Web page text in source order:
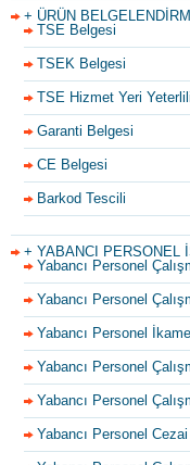
+ ÜRÜN
TSE Belgesi
TSEK Belgesi
TSE Hizmet Yeri
Garanti Belgesi
CE Belgesi
Barkod Tescili
+ YABANCI PERSONEL
Yabancı Personel
Yabancı Personel
Yabancı Personel
Yabancı Personel
Yabancı Personel
Yabancı Personel